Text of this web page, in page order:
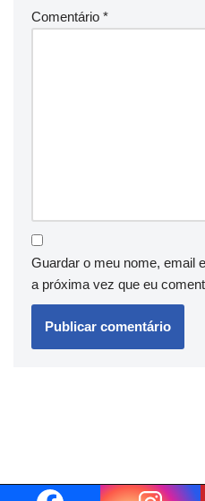
Comentário *
Guardar o meu nome, email
a próxima vez que eu